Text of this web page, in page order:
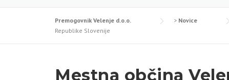
Premogovnik Velenje d.o.o. > Novice
Republike Slovenije
Mestna občina